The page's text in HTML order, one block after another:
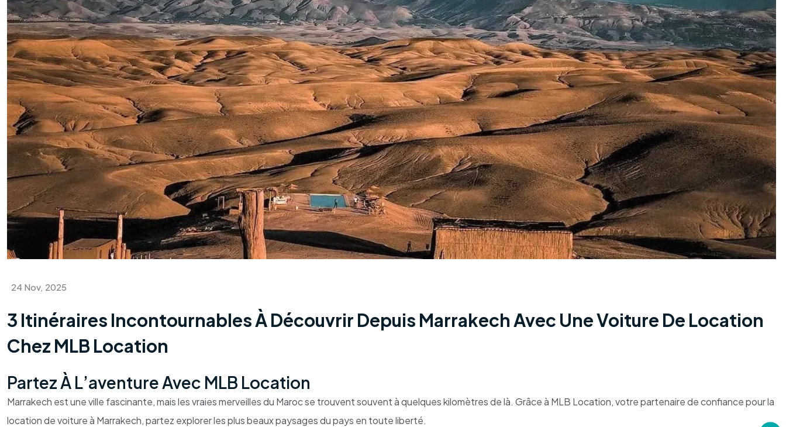
24 Nov, 2025
3 Itinéraires Incontournables À Découvrir Depuis Marrakech Avec Une Voiture De Location
Chez MLB Location
Partez À L’aventure Avec MLB Location
Marrakech est une ville fascinante, mais les vraies merveilles du Maroc se trouvent souvent à quelques kilomètres de là. Grâce à MLB Location, votre partenaire de confiance pour la
location de voiture à Marrakech, partez explorer les plus beaux paysages du pays en toute liberté.